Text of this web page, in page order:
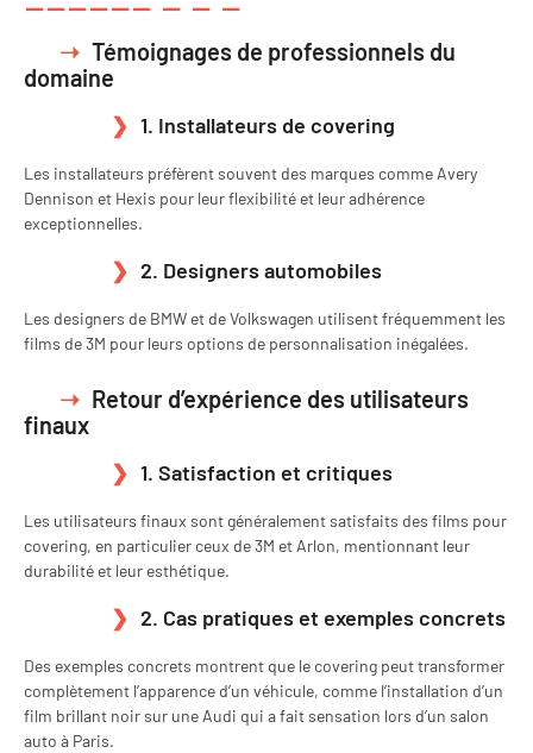
Témoignages de professionnels du
domaine
1. Installateurs de covering
Les installateurs préfèrent souvent des marques comme Avery
Dennison et Hexis pour leur flexibilité et leur adhérence
exceptionnelles.
2. Designers automobiles
Les designers de BMW et de Volkswagen utilisent fréquemment les
films de 3M pour leurs options de personnalisation inégalées.
Retour d’expérience des utilisateurs
finaux
1. Satisfaction et critiques
Les utilisateurs finaux sont généralement satisfaits des films pour
covering, en particulier ceux de 3M et Arlon, mentionnant leur
durabilité et leur esthétique.
2. Cas pratiques et exemples concrets
Des exemples concrets montrent que le covering peut transformer
complètement l’apparence d’un véhicule, comme l’installation d’un
film brillant noir sur une Audi qui a fait sensation lors d’un salon
auto à Paris.